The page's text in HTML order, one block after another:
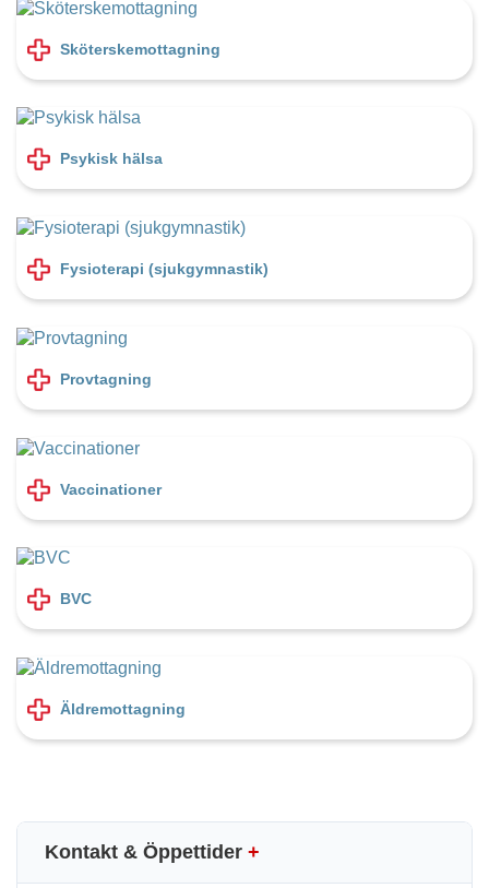
Sköterskemottagning
Psykisk hälsa
Fysioterapi (sjukgymnastik)
Provtagning
Vaccinationer
BVC
Äldremottagning
Kontakt & Öppettider +